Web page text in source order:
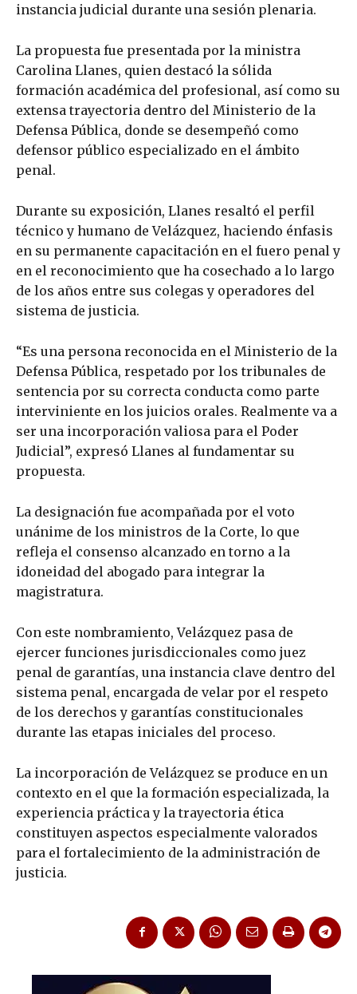
instancia judicial durante una sesión plenaria.
La propuesta fue presentada por la ministra
Carolina Llanes, quien destacó la sólida
formación académica del profesional, así como su
extensa trayectoria dentro del Ministerio de la
Defensa Pública, donde se desempeñó como
defensor público especializado en el ámbito
penal.
Durante su exposición, Llanes resaltó el perfil
técnico y humano de Velázquez, haciendo énfasis
en su permanente capacitación en el fuero penal y
en el reconocimiento que ha cosechado a lo largo
de los años entre sus colegas y operadores del
sistema de justicia.
“Es una persona reconocida en el Ministerio de la
Defensa Pública, respetado por los tribunales de
sentencia por su correcta conducta como parte
interviniente en los juicios orales. Realmente va a
ser una incorporación valiosa para el Poder
Judicial”, expresó Llanes al fundamentar su
propuesta.
La designación fue acompañada por el voto
unánime de los ministros de la Corte, lo que
refleja el consenso alcanzado en torno a la
idoneidad del abogado para integrar la
magistratura.
Con este nombramiento, Velázquez pasa de
ejercer funciones jurisdiccionales como juez
penal de garantías, una instancia clave dentro del
sistema penal, encargada de velar por el respeto
de los derechos y garantías constitucionales
durante las etapas iniciales del proceso.
La incorporación de Velázquez se produce en un
contexto en el que la formación especializada, la
experiencia práctica y la trayectoria ética
constituyen aspectos especialmente valorados
para el fortalecimiento de la administración de
justicia.